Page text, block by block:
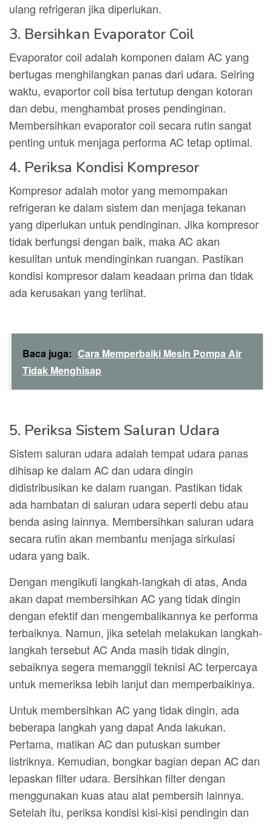
ulang refrigeran jika diperlukan.
3. Bersihkan Evaporator Coil
Evaporator coil adalah komponen dalam AC yang
bertugas menghilangkan panas dari udara. Seiring
waktu, evaportor coil bisa tertutup dengan kotoran
dan debu, menghambat proses pendinginan.
Membersihkan evaporator coil secara rutin sangat
penting untuk menjaga performa AC tetap optimal.
4. Periksa Kondisi Kompresor
Kompresor adalah motor yang memompakan
refrigeran ke dalam sistem dan menjaga tekanan
yang diperlukan untuk pendinginan. Jika kompresor
tidak berfungsi dengan baik, maka AC akan
kesulitan untuk mendinginkan ruangan. Pastikan
kondisi kompresor dalam keadaan prima dan tidak
ada kerusakan yang terlihat.
Baca juga: Cara Memperbaiki Mesin Pompa Air
Tidak Menghisap
5. Periksa Sistem Saluran Udara
Sistem saluran udara adalah tempat udara panas
dihisap ke dalam AC dan udara dingin
didistribusikan ke dalam ruangan. Pastikan tidak
ada hambatan di saluran udara seperti debu atau
benda asing lainnya. Membersihkan saluran udara
secara rutin akan membantu menjaga sirkulasi
udara yang baik.
Dengan mengikuti langkah-langkah di atas, Anda
akan dapat membersihkan AC yang tidak dingin
dengan efektif dan mengembalikannya ke performa
terbaiknya. Namun, jika setelah melakukan langkah-
langkah tersebut AC Anda masih tidak dingin,
sebaiknya segera memanggil teknisi AC terpercaya
untuk memeriksa lebih lanjut dan memperbaikinya.
Untuk membersihkan AC yang tidak dingin, ada
beberapa langkah yang dapat Anda lakukan.
Pertama, matikan AC dan putuskan sumber
listriknya. Kemudian, bongkar bagian depan AC dan
lepaskan filter udara. Bersihkan filter dengan
menggunakan kuas atau alat pembersih lainnya.
Setelah itu, periksa kondisi kisi-kisi pendingin dan